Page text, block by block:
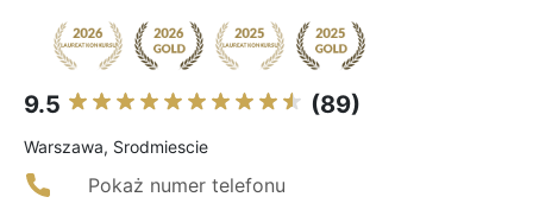
9.5 (89)
Warszawa, Srodmiescie
Pokaż numer telefonu